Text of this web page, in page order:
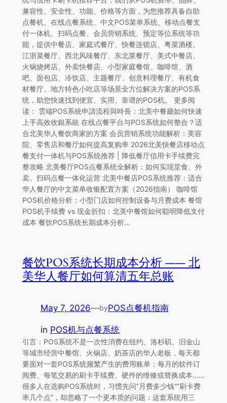
兼容性、安全性、功能、价格等方面，为您推荐具备自助
点餐机、在线点餐系统、中文POS菜单系统、移动点餐支
付一体机、扫码点餐、会员营销系统、预定等位系统等功
能，提供中餐店、家庭式餐厅、快餐连锁店、粤菜酒楼、
江浙菜餐厅、西北风味餐厅、东北菜餐厅、美式中餐店、
火锅烧烤店、外卖快餐店、小型家庭餐馆、咖啡馆、酒
吧、面包店、冷饮店、主题餐厅、创意料理餐厅、有机食
材餐厅、地方特色小吃店等场景全方位解决方案的POS系
统，助您快速找到便宜、实用、靠谱的POS机。 更多阅
读： 雲端POS系統申請流程與時長：北美中餐廳如何快速
上手高效收銀系統 在线点餐平台与POS系统如何整合？适
合北美华人餐饮商家的方案 会员营销系统功能解析：美容
院、零售店和餐厅如何提高复购率 2026北美快餐店移动点
餐支付一体机与POS系统推荐 | 降低餐厅信用卡手续费完
整攻略 北美餐厅POS点餐系统全解析：如何实现堂食、外
卖、扫码点餐一体化运营 北美中餐店POS系统推荐：适合
华人餐厅的中文菜单收银配置方案（2026指南） 咖啡馆
POS机价格分析：小型门店如何控制设备与月费成本 餐馆
POS机手续费 vs 现金折扣：北美中餐馆如何聪明降低支付
成本 餐饮POS系统长期成本分析…
餐饮POS系统长期成本分析 —— 北
美华人餐厅如何算清五年总账
May 7, 2026—byPOS点餐机指南
in POS机与点餐系统
引言：POS系统不是一次性消费在纽约、洛杉矶、旧金山
等城市经营中餐馆、火锅店、奶茶店的华人老板，每天都
要面对一套POS系统频繁产生的费用账单：每月的软件订
阅费、每笔交易的刷卡手续费、硬件的维修或替换成本……
很多人在选购POS系统时，习惯先问“月费多少钱”“刷卡费
率几个点”，却忽略了一个更本质的问题：这套系统用三